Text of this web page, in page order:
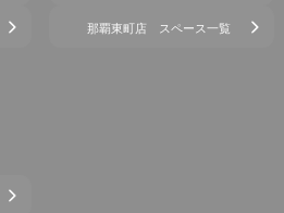
那覇東町店 スペース一覧